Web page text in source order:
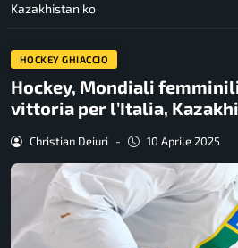
Kazakhistan ko
HOCKEY GHIACCIO
Hockey, Mondiali
vittoria per l’Italia,
Christian Deiuri - 10 Aprile 2025